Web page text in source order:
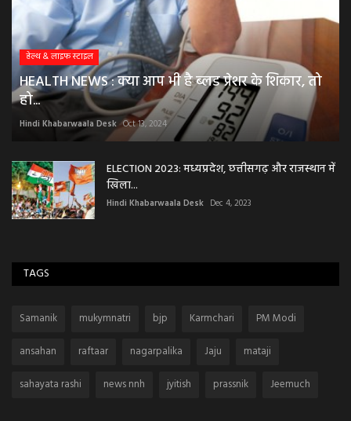
हेल्थ & लाइफ स्टाइल
HEALTH NEWS : क्या आप भी है ब्लड प्रेशर के शिकार, तो
हो...
Hindi Khabarwaala Desk Oct 13, 2024
ELECTION 2023: मध्यप्रदेश, छत्तीसगढ़ और राजस्थान में
खिला...
Hindi Khabarwaala Desk Dec 4, 2023
TAGS
Samanik mukymnatri bjp Karmchari
PM Modi
ansahan
raftaar nagarpalika Jaju
mataji
sahayata rashi
news nnh jyitish prassnik Jeemuch